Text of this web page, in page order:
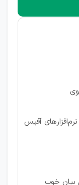
آفیس
بیان خوب